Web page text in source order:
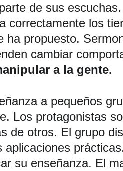
de sus
correctamente los
propuesto.
cambiar
a la gente.
a pequeños
Los protagonistas
de otros. El grupo
su enseñanza. El